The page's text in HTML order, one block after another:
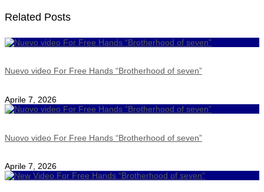
Related Posts
Nuevo video For Free Hands “Brotherhood of seven”
Aprile 7, 2026
Nuovo video For Free Hands “Brotherhood of seven”
Aprile 7, 2026